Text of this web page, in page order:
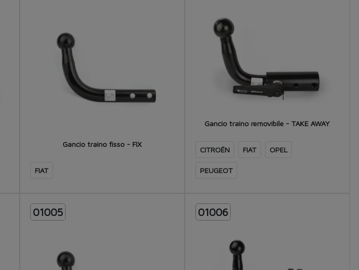
Gancio traino fisso - FIX
FIAT
Gancio traino removibile - TAKE AWAY
CITROËN FIAT OPEL
PEUGEOT
01005 01006